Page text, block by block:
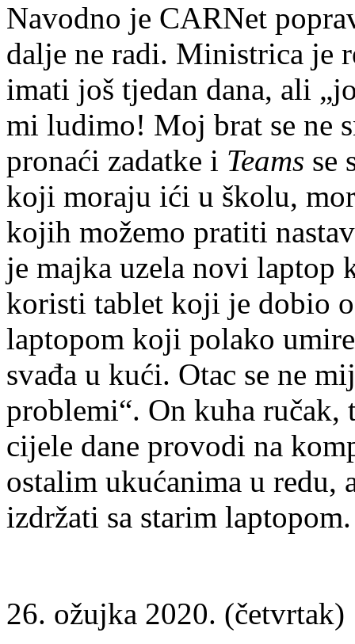
Navodno je CARNet
dalje ne radi. Ministrica je
imati još tjedan dana, ali
mi ludimo! Moj brat se ne
pronaći zadatke i Teams se
koji moraju ići u školu,
kojih možemo pratiti
je majka uzela novi
koristi tablet koji je dobio
laptopom koji polako
svađa u kući. Otac se ne
problemi“. On kuha ručak,
cijele dane provodi na
ostalim ukućanima u redu,
izdržati sa starim laptopom.
26. ožujka 2020. (četvrtak)